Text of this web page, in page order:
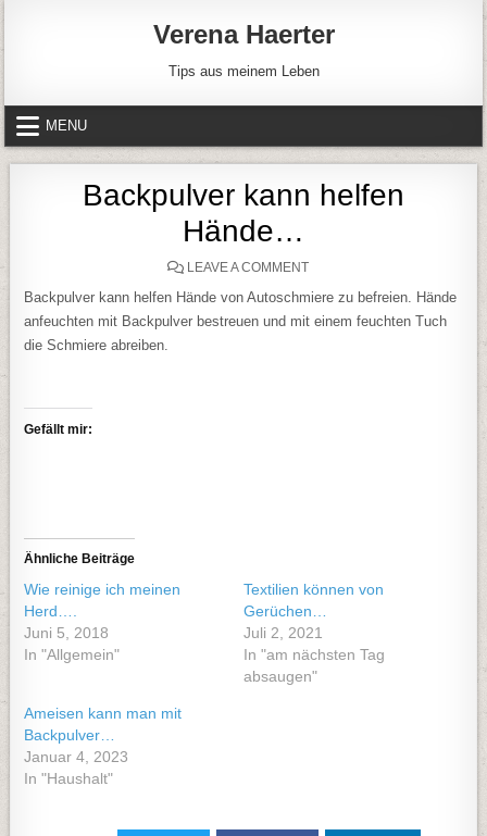
Verena Haerter
Tips aus meinem Leben
MENU
Backpulver kann helfen
Hände…
LEAVE A COMMENTON BACKPULVER KANN
Backpulver kann helfen Hände von Autoschmiere zu befreien. Hände
anfeuchten mit Backpulver bestreuen und mit einem feuchten Tuch
die Schmiere abreiben.
Gefällt mir:
Ähnliche Beiträge
Wie reinige ich meinen
Herd….
Juni 5, 2018
In "Allgemein"
Textilien können von
Gerüchen…
Juli 2, 2021
In "am nächsten Tag
absaugen"
Ameisen kann man mit
Backpulver…
Januar 4, 2023
In "Haushalt"